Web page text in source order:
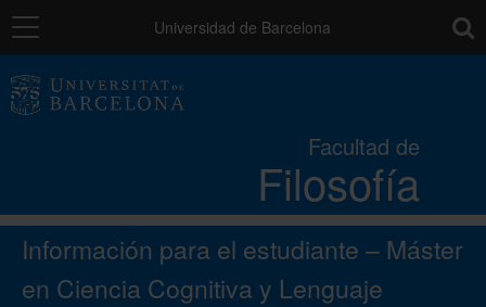
Navegación Universidad de Barcelona
Facultad de
Filosofía
Estudios
Investigación e innovación
Información para el estudiante – Máster
en Ciencia Cognitiva y Lenguaje